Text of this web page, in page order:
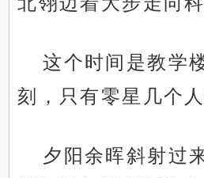
这个时间是教学
刻，只有零星几个
夕阳余晖斜射过